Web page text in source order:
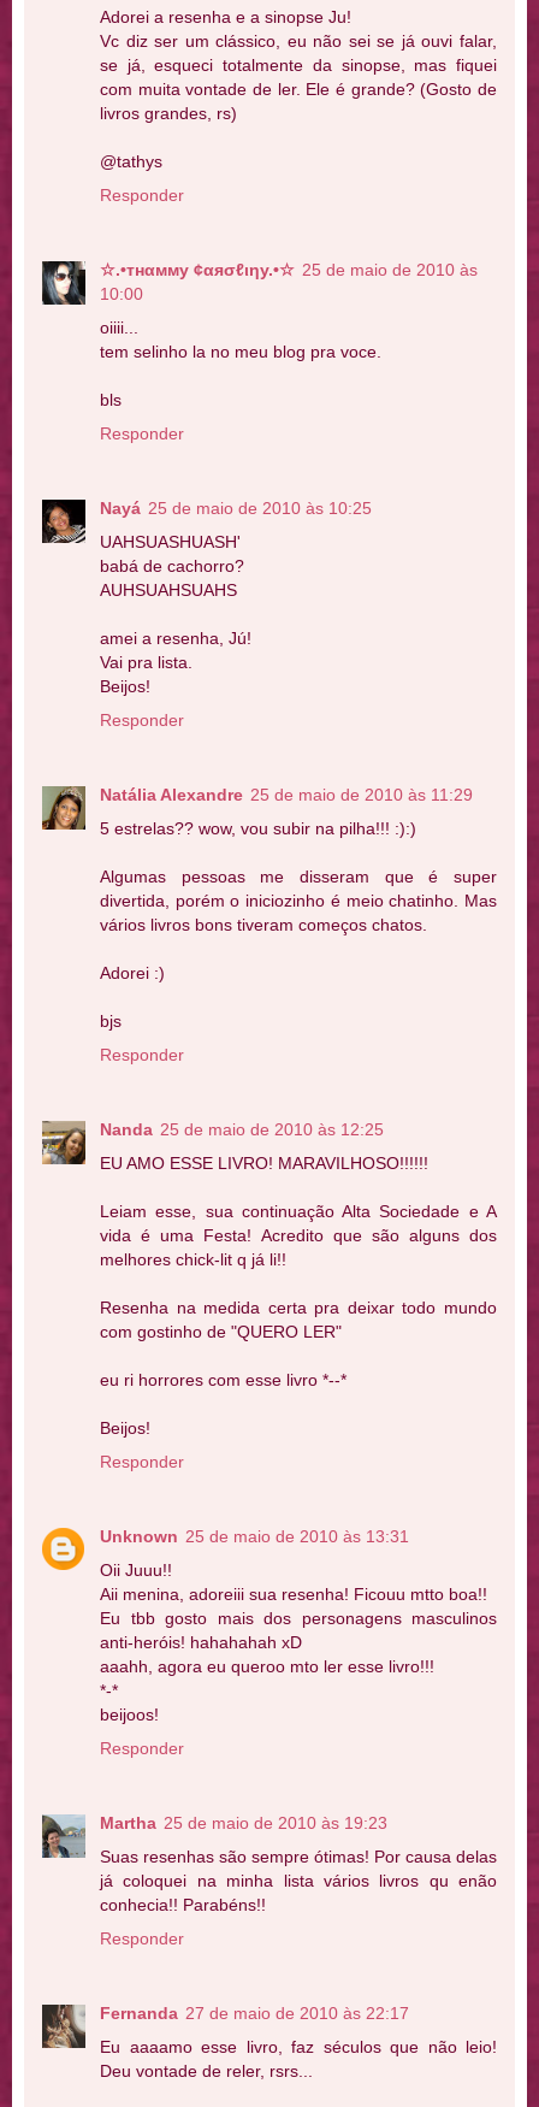
Adorei a resenha e a sinopse Ju!
Vc diz ser um clássico, eu não sei se já ouvi falar,
se já, esqueci totalmente da sinopse, mas fiquei
com muita vontade de ler. Ele é grande? (Gosto de
livros grandes, rs)
@tathys
Responder
☆.•тнαмму ¢αяσℓιηу.•☆ 25 de maio de 2010 às
10:00
oiiii...
tem selinho la no meu blog pra voce.
bls
Responder
Nayá 25 de maio de 2010 às 10:25
UAHSUASHUASH'
babá de cachorro?
AUHSUAHSUAHS
amei a resenha, Jú!
Vai pra lista.
Beijos!
Responder
Natália Alexandre 25 de maio de 2010 às 11:29
5 estrelas?? wow, vou subir na pilha!!! :):)
Algumas pessoas me disseram que é super
divertida, porém o iniciozinho é meio chatinho. Mas
vários livros bons tiveram começos chatos.
Adorei :)
bjs
Responder
Nanda 25 de maio de 2010 às 12:25
EU AMO ESSE LIVRO! MARAVILHOSO!!!!!!
Leiam esse, sua continuação Alta Sociedade e A
vida é uma Festa! Acredito que são alguns dos
melhores chick-lit q já li!!
Resenha na medida certa pra deixar todo mundo
com gostinho de "QUERO LER"
eu ri horrores com esse livro *--*
Beijos!
Responder
Unknown 25 de maio de 2010 às 13:31
Oii Juuu!!
Aii menina, adoreiii sua resenha! Ficouu mtto boa!!
Eu tbb gosto mais dos personagens masculinos
anti-heróis! hahahahah xD
aaahh, agora eu queroo mto ler esse livro!!!
*-*
beijoos!
Responder
Martha 25 de maio de 2010 às 19:23
Suas resenhas são sempre ótimas! Por causa delas
já coloquei na minha lista vários livros qu enão
conhecia!! Parabéns!!
Responder
Fernanda 27 de maio de 2010 às 22:17
Eu aaaamo esse livro, faz séculos que não leio!
Deu vontade de reler, rsrs...